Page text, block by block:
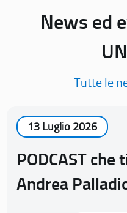
News ed
Tutte le
13 Luglio 2026
PODCAST
Andrea